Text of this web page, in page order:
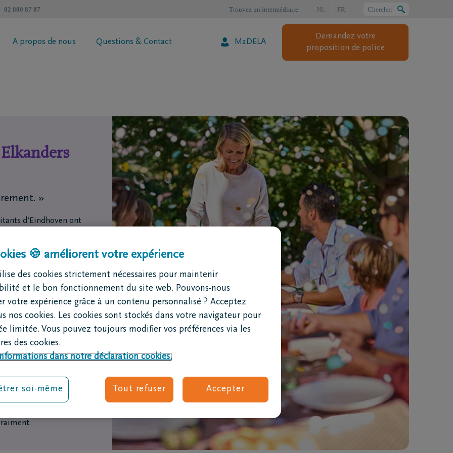
02 800 87 87 Chercher
Trouvez un intermédiaire NL FR
Demandez votre
proposition de police
A propos de nous Questions & Contact MaDELA
Trouvez un intermédiaire
Contactez moi
Demandez votre brochure
deuil
en cas de décès?
des funérailles
de décès ou avis
L'assistance en formalités après
funérailles
Soutien au deuil
Je ne t'oublierai jamais
Combien coûtent des obsèques ?
Chercher
»
d’Eindhoven ont
funérailles dignes
les moyens
souvent pas
un principe simple
mensuelle, chacun
par
la solidarité, le
autres, et compter
. Aujourd’hui
n’existons pas pour
accompagner les
🍪 améliorent votre expérience
des cookies strictement nécessaires pour maintenir
et le bon fonctionnement du site web. Pouvons-nous
votre expérience grâce à un contenu personnalisé ? Acceptez
nos cookies. Les cookies sont stockés dans votre navigateur pour
limitée. Vous pouvez toujours modifier vos préférences via les
des cookies.
dans notre déclaration cookies.
Tout refuser Accepter
soi-même